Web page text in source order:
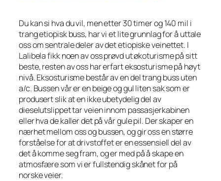
Du kan si hva du vil, men etter 30 timer og 140 mil i
trang etiopisk buss, har vi et lite grunnlag for å uttale
oss om sentrale deler av det etiopiske veinettet. I
Lalibela fikk noen av oss prøvd ut økoturisme på sitt
beste, resten av oss har erfart eksosturisme på høyt
nivå. Eksosturisme består av en del trang buss uten
a/c. Bussen vår er en beige og gul liten sak som er
produsert slik at en ikke ubetydelig del av
dieselutslippet tar veien innom passasjerkabinen
eller hva de kaller det på vår gule pil. Der skaper en
nærhet mellom oss og bussen, og gir oss en større
forståelse for at drivstoffet er en essensiell del av
det å komme seg fram, og er med på å skape en
atmosfære som vi er fullstendig skånet for på
norske veier.